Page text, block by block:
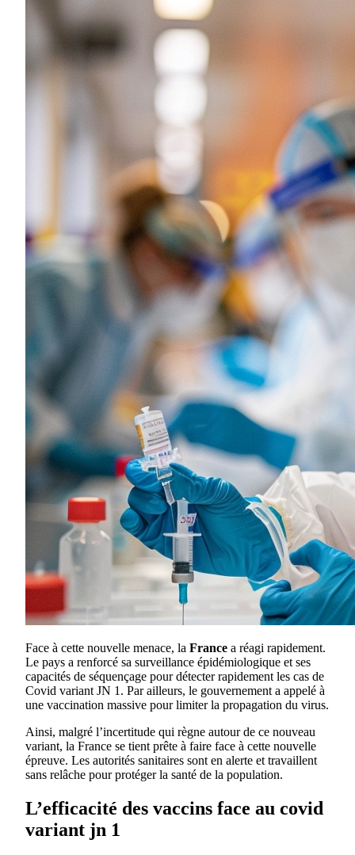
Face à cette nouvelle menace, la France a réagi rapidement.
Le pays a renforcé sa surveillance épidémiologique et ses
capacités de séquençage pour détecter rapidement les cas de
Covid variant JN 1. Par ailleurs, le gouvernement a appelé à
une vaccination massive pour limiter la propagation du virus.
Ainsi, malgré l’incertitude qui règne autour de ce nouveau
variant, la France se tient prête à faire face à cette nouvelle
épreuve. Les autorités sanitaires sont en alerte et travaillent
sans relâche pour protéger la santé de la population.
L’efficacité des vaccins face au covid
variant jn 1